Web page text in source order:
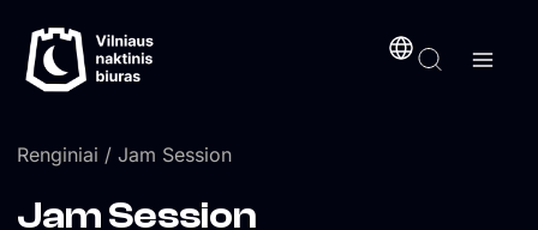
prie
turinio
Renginiai / Jam Session
Jam Session